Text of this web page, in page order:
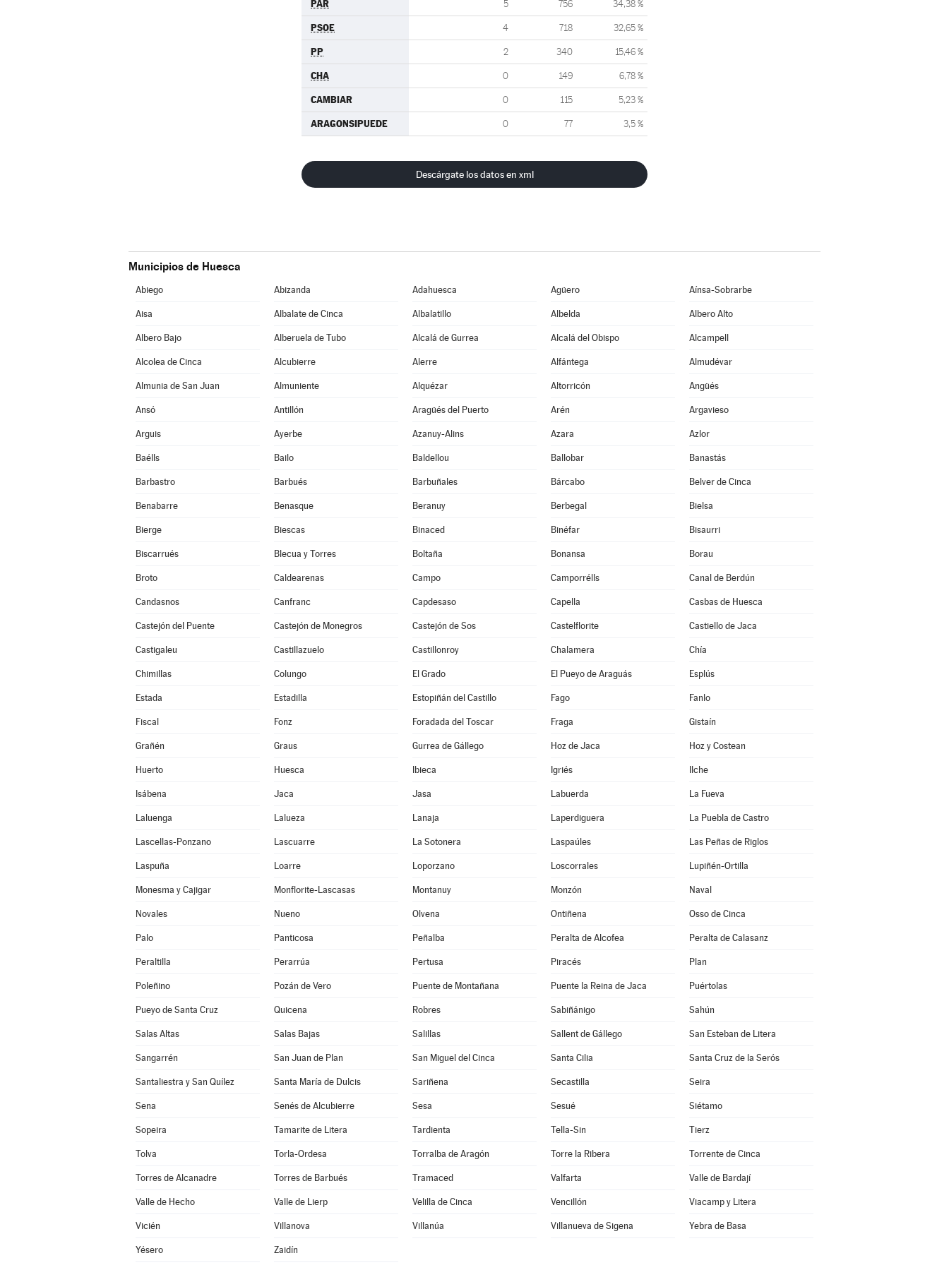
PAR 5 756 34,38 %
PSOE 4 718 32,65 %
PP 2 340 15,46 %
CHA 0 149 6,78 %
CAMBIAR 0 115 5,23 %
ARAGONSIPUEDE 0 77 3,5 %
Descárgate los datos en xml
Municipios de Huesca
Abiego Abizanda Adahuesca Agüero Aínsa-Sobrarbe
Aisa Albalate de Cinca Albalatillo Albelda Albero Alto
Albero Bajo Alberuela de Tubo Alcalá de Gurrea Alcalá del Obispo Alcampell
Alcolea de Cinca Alcubierre Alerre Alfántega Almudévar
Almunia de San Juan Almuniente Alquézar Altorricón Angüés
Ansó Antillón Aragüés del Puerto Arén Argavieso
Arguis Ayerbe Azanuy-Alins Azara Azlor
Baélls Bailo Baldellou Ballobar Banastás
Barbastro Barbués Barbuñales Bárcabo Belver de Cinca
Benabarre Benasque Beranuy Berbegal Bielsa
Bierge Biescas Binaced Binéfar Bisaurri
Biscarrués Blecua y Torres Boltaña Bonansa Borau
Broto Caldearenas Campo Camporrélls Canal de Berdún
Candasnos Canfranc Capdesaso Capella Casbas de Huesca
Castejón del Puente Castejón de Monegros Castejón de Sos Castelflorite Castiello de Jaca
Castigaleu Castillazuelo Castillonroy Chalamera Chía
Chimillas Colungo El Grado El Pueyo de Araguás Esplús
Estada Estadilla Estopiñán del Castillo Fago Fanlo
Fiscal Fonz Foradada del Toscar Fraga Gistaín
Grañén Graus Gurrea de Gállego Hoz de Jaca Hoz y Costean
Huerto Huesca Ibieca Igriés Ilche
Isábena Jaca Jasa Labuerda La Fueva
Laluenga Lalueza Lanaja Laperdiguera La Puebla de Castro
Lascellas-Ponzano Lascuarre La Sotonera Laspaúles Las Peñas de Riglos
Laspuña Loarre Loporzano Loscorrales Lupiñén-Ortilla
Monesma y Cajigar Monflorite-Lascasas Montanuy Monzón Naval
Novales Nueno Olvena Ontiñena Osso de Cinca
Palo Panticosa Peñalba Peralta de Alcofea Peralta de Calasanz
Peraltilla Perarrúa Pertusa Piracés Plan
Poleñino Pozán de Vero Puente de Montañana Puente la Reina de Jaca Puértolas
Pueyo de Santa Cruz Quicena Robres Sabiñánigo Sahún
Salas Altas Salas Bajas Salillas Sallent de Gállego San Esteban de Litera
Sangarrén San Juan de Plan San Miguel del Cinca Santa Cilia Santa Cruz de la Serós
Santaliestra y San Quílez Santa María de Dulcis Sariñena Secastilla Seira
Sena Senés de Alcubierre Sesa Sesué Siétamo
Sopeira Tamarite de Litera Tardienta Tella-Sin Tierz
Tolva Torla-Ordesa Torralba de Aragón Torre la Ribera Torrente de Cinca
Torres de Alcanadre Torres de Barbués Tramaced Valfarta Valle de Bardají
Valle de Hecho Valle de Lierp Velilla de Cinca Vencillón Viacamp y Litera
Vicién Villanova Villanúa Villanueva de Sigena Yebra de Basa
Yésero Zaidín